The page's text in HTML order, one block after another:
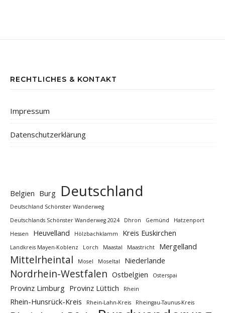
RECHTLICHES & KONTAKT
Impressum
Datenschutzerklärung
Belgien Burg Deutschland
Deutschland Schönster Wanderweg
Deutschlands Schönster Wanderweg 2024
Dhron Gemünd
Hatzenport
Hessen
Heuvelland Hölzbachklamm Kreis Euskirchen
Landkreis Mayen-Koblenz Lorch Maastal Maastricht Mergelland
Mittelrheintal Mosel Moseltal Niederlande
Nordrhein-Westfalen Ostbelgien Osterspai
Provinz Limburg Provinz Lüttich Rhein
Rhein-Hunsrück-Kreis Rhein-Lahn-Kreis Rheingau-Taunus-Kreis